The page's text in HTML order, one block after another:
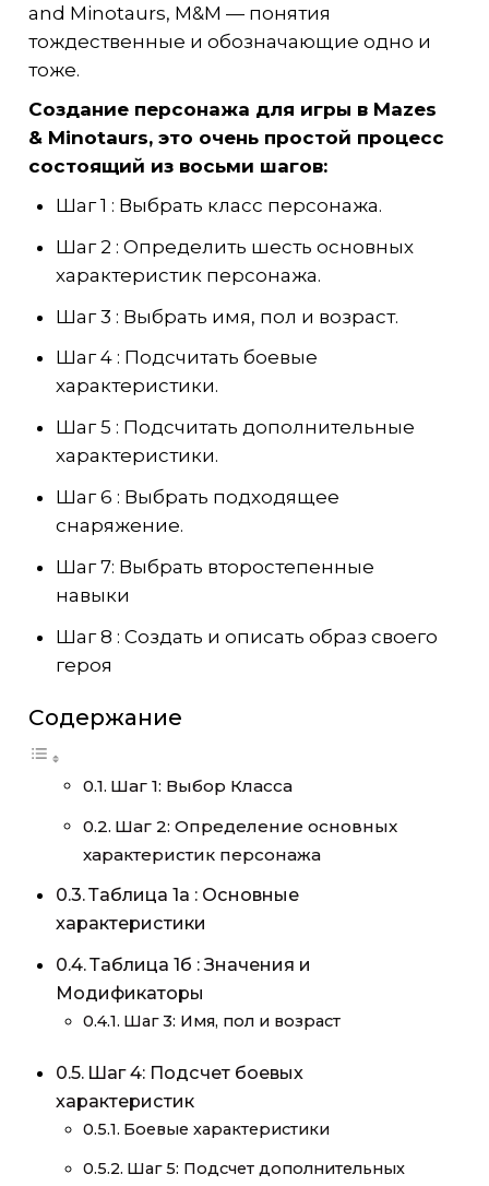
and Minotaurs, M&M — понятия
тождественные и обозначающие одно и
тоже.
Создание персонажа для игры в Mazes
& Minotaurs, это очень простой процесс
состоящий из восьми шагов:
Шаг 1 : Выбрать класс персонажа.
Шаг 2 : Определить шесть основных
характеристик персонажа.
Шаг 3 : Выбрать имя, пол и возраст.
Шаг 4 : Подсчитать боевые
характеристики.
Шаг 5 : Подсчитать дополнительные
характеристики.
Шаг 6 : Выбрать подходящее
снаряжение.
Шаг 7: Выбрать второстепенные
навыки
Шаг 8 : Создать и описать образ своего
героя
Содержание
Шаг 1: Выбор Класса
Шаг 2: Определение основных
характеристик персонажа
Таблица 1а : Основные
характеристики
Таблица 1б : Значения и
Модификаторы
Шаг 3: Имя, пол и возраст
Шаг 4: Подсчет боевых
характеристик
Боевые характеристики
Шаг 5: Подсчет дополнительных